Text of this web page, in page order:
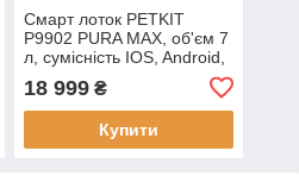
Смарт лоток PETKIT
P9902 PURA MAX, об'єм 7
л, сумісність IOS, Android,
розміри 620 x 538 x 552
мм
18 999₴
Купити